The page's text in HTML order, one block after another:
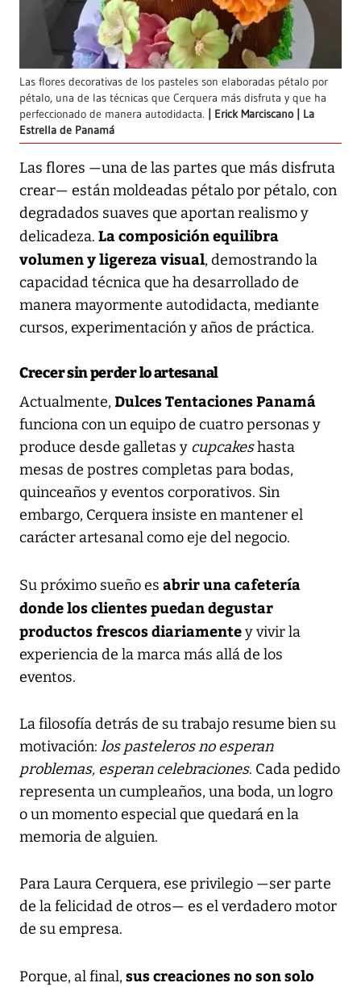
Las flores decorativas de los pasteles son elaboradas pétalo por
pétalo, una de las técnicas que Cerquera más disfruta y que ha
perfeccionado de manera autodidacta.
Erick Marciscano | La
Estrella de Panamá
Las flores —una de las partes que más disfruta
crear— están moldeadas pétalo por pétalo, con
degradados suaves que aportan realismo y
delicadeza. La composición equilibra
volumen y ligereza visual, demostrando la
capacidad técnica que ha desarrollado de
manera mayormente autodidacta, mediante
cursos, experimentación y años de práctica.
Crecer sin perder lo artesanal
Actualmente, Dulces Tentaciones Panamá
funciona con un equipo de cuatro personas y
produce desde galletas y cupcakeshasta
mesas de postres completas para bodas,
quinceaños y eventos corporativos. Sin
embargo, Cerquera insiste en mantener el
carácter artesanal como eje del negocio.
Su próximo sueño es abrir una cafetería
donde los clientes puedan degustar
productos frescos diariamentey vivir la
experiencia de la marca más allá de los
eventos.
La filosofía detrás de su trabajo resume bien su
motivación: los pasteleros no esperan
problemas, esperan celebraciones. Cada pedido
representa un cumpleaños, una boda, un logro
o un momento especial que quedará en la
memoria de alguien.
Para Laura Cerquera, ese privilegio —ser parte
de la felicidad de otros— es el verdadero motor
de su empresa.
Porque, al final, sus creaciones no son solo